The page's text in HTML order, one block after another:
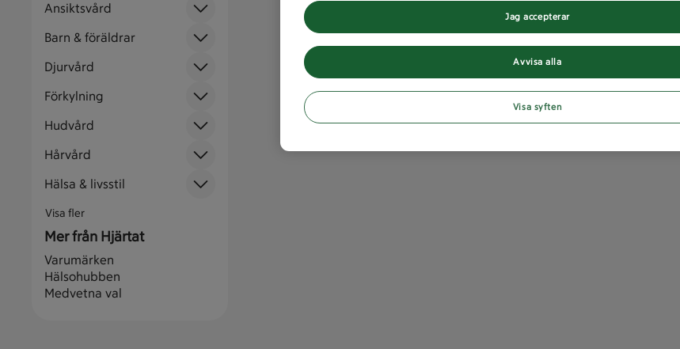
Ansiktsvård
Barn & föräldrar
Djurvård
Förkylning
Hudvård
Hårvård
Hälsa & livsstil
Visa fler
Mer från Hjärtat
Varumärken
Hälsohubben
Medvetna val
Avvisa alla
Jag accepterar
Visa syften